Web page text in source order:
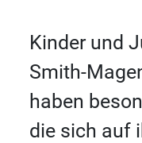
Kinder und
Smith-
haben
die sich auf